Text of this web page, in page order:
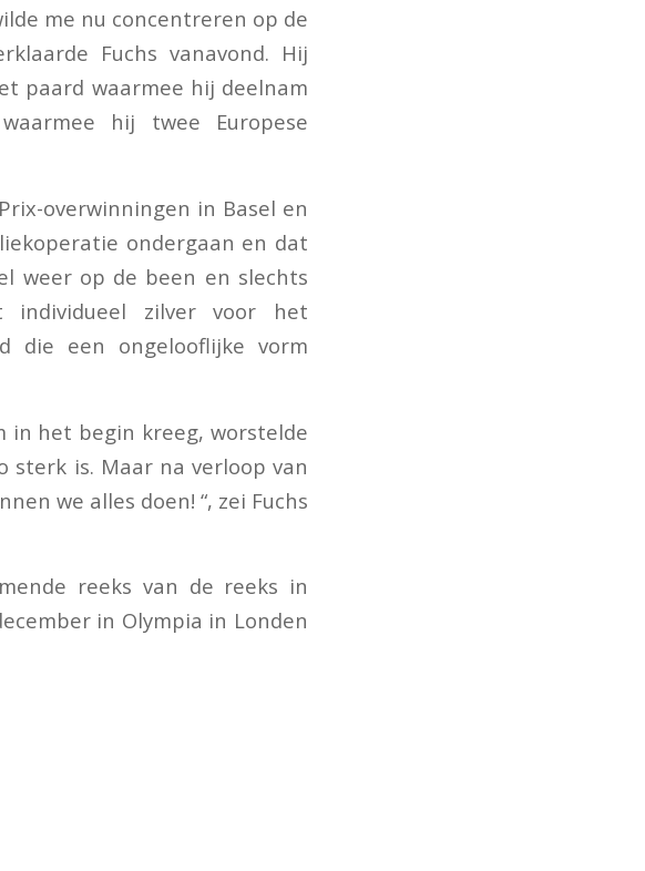
me nu concentreren op de
Fuchs vanavond. Hij
paard waarmee hij deelnam
hij twee Europese
overwinningen in Basel en
ondergaan en dat
weer op de been en slechts
zilver voor het
die een ongelooflijke vorm
in het begin kreeg, worstelde
is. Maar na verloop van
we alles doen! “, zei Fuchs
reeks van de reeks in
in Olympia in Londen